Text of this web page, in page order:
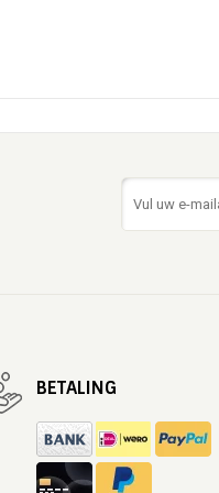
BETALING